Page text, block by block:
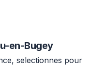
en-Bugey
selectionnes pour